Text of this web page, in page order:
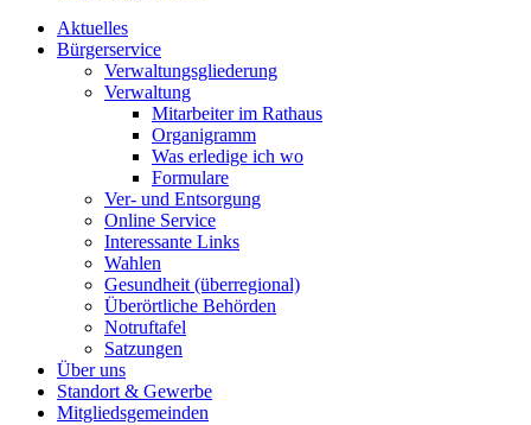
Aktuelles
Bürgerservice
Verwaltungsgliederung
Verwaltung
Mitarbeiter im Rathaus
Organigramm
Was erledige ich wo
Formulare
Ver- und Entsorgung
Online Service
Interessante Links
Wahlen
Gesundheit (überregional)
Überörtliche Behörden
Notruftafel
Satzungen
Über uns
Standort & Gewerbe
Mitgliedsgemeinden